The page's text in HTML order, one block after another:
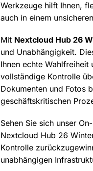
Werkzeuge hilft Ihnen,
auch in einem
Mit Nextcloud Hub 26
und Unabhängigkeit.
Ihnen echte
vollständige Kontrolle
Dokumenten und Fotos
geschäftskritischen
Sehen Sie sich unser
Nextcloud Hub 26
Kontrolle
unabhängigen